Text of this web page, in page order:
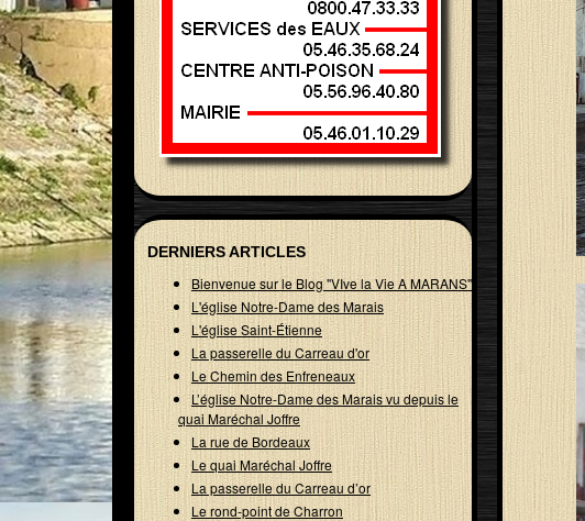
DERNIERS ARTICLES
Bienvenue sur le Blog "VIve la Vie A MARANS"
L'église Notre-Dame des Marais
L'église Saint-Étienne
La passerelle du Carreau d'or
Le Chemin des Enfreneaux
L’église Notre-Dame des Marais vu depuis le
quai Maréchal Joffre
La rue de Bordeaux
Le quai Maréchal Joffre
La passerelle du Carreau d’or
Le rond-point de Charron